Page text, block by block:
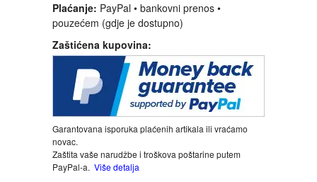
KUVARI
LJUBAVNI
MITOLOGIJA
MUZIKA
NAUČNA FANTASTIKA
Plaćanje: PayPal • bankovni prenos •
pouzećem (gdje je dostupno)
Zaštićena kupovina:
Garantovana isporuka plaćenih artikala ili vraćamo
novac.
Zaštita vaše narudžbe i troškova poštarine putem
PayPal-a. Više detalja